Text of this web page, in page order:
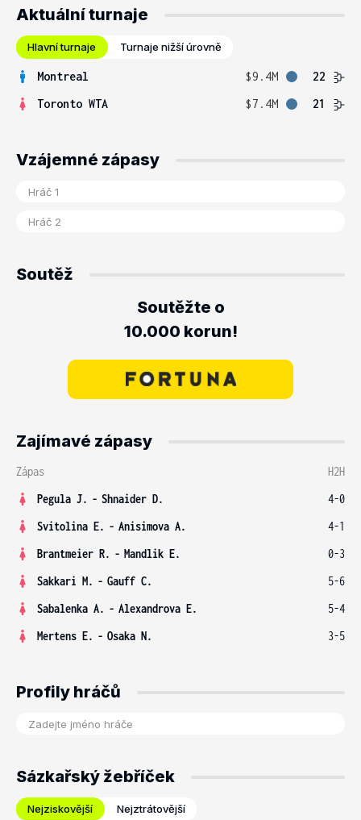
Aktuální turnaje
Hlavní turnaje Turnaje nižší úrovně
Montreal $9.4M
22
Toronto WTA
$7.4M 21
Vzájemné zápasy
Soutěž
Soutěžte o
10.000 korun!
Zajímavé zápasy
Zápas
H2H
Pegula J. - Shnaider D.
4-0
Svitolina E. - Anisimova A.
4-1
Brantmeier R. - Mandlik E.
0-3
Sakkari M. - Gauff C.
5-6
Sabalenka A. - Alexandrova E.
5-4
Mertens E. - Osaka N. 3-5
Profily hráčů
Sázkařský žebříček
Nejziskovější Nejztrátovější